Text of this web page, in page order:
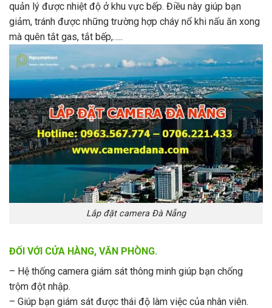
quản lý được nhiệt độ ở khu vực bếp. Điều này giúp bạn
giảm, tránh được những trường hợp cháy nổ khi nấu ăn xong
mà quên tắt gas, tắt bếp,…..
Lắp đặt camera Đà Nẵng
ĐỐI VỚI CỬA HÀNG, VĂN PHÒNG.
– Hệ thống camera giám sát thông minh giúp bạn chống
trộm đột nhập.
– Giúp bạn giám sát được thái độ làm việc của nhân viên.